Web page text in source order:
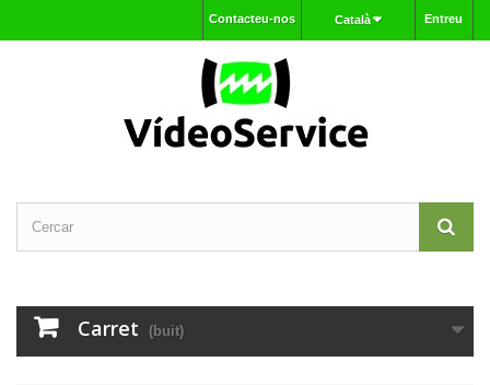
Entreu
Català
Contacteu-nos
Carret (buit)